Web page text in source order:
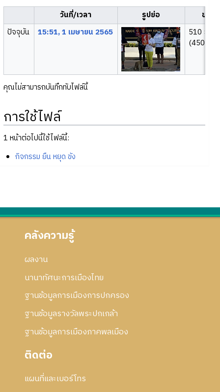
วันที่/เวลา
รูปย่อ
ขนาด
ปัจจุบัน
15:51, 1 เมษายน 2565
510 ×
(450 กิโ
คุณไม่สามารถบันทึกทับไฟล์นี้
การใช้ไฟล์
1 หน้าต่อไปนี้ใช้ไฟล์นี้:
กิจกรรม ยืน หยุด ขัง
คลังความรู้
ผลงาน
นานาทัศนะการเมืองไทย
ฐานข้อมูลการเมืองการปกครอง
ฐานข้อมูลรางวัลพระปกเกล้า
ฐานข้อมูลการเมืองภาคพลเมือง
ติดต่อ
แผนที่และเบอร์โทร